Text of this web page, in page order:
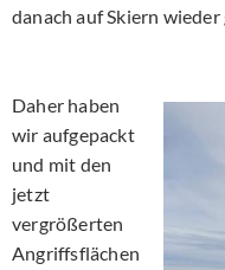
danach auf Skiern
Daher haben
wir aufgepackt
und mit den
jetzt
vergrößerten
Angriffsflächen